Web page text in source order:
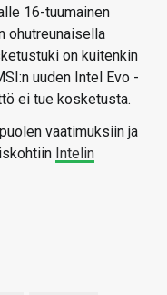
16-tuumainen
ohutreunaisella
on kuitenkin
uuden Intel Evo -
ei tue kosketusta.
vaatimuksiin ja
Intelin